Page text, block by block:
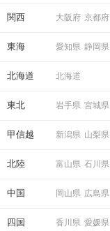
関西 大阪府 京都府
東海 愛知県 静岡県
北海道 北海道
東北 岩手県 宮城県
甲信越 新潟県 山梨県
北陸 富山県 石川県
中国 岡山県 広島県
四国 香川県 愛媛県